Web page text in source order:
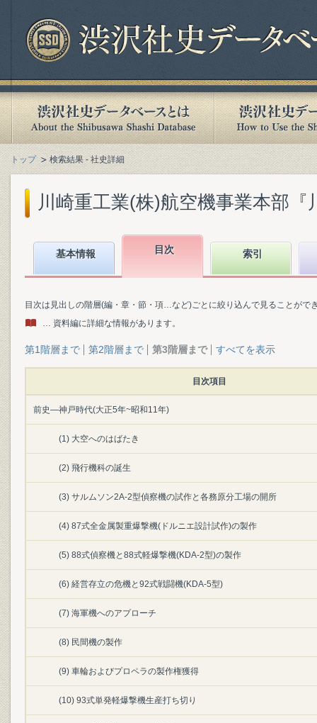
トップ 検索結果 - 社史詳細
川崎重工業(株)航空機事業本部
基本情報 目次 索引
目次は見出しの階層(編・章・節・項…など)ごとに絞り込んで見ることがで
… 資料編に詳細な情報があります。
第1階層まで 第2階層まで 第3階層まで すべてを表示
目次項目
前史―神戸時代(大正5年~昭和11年)
(1) 大空へのはばたき
(2) 飛行機科の誕生
(3) サルムソン2A-2型偵察機の試作と各務原分工場の開所
(4) 87式全金属製重爆撃機(ドルニエ設計試作)の製作
(5) 88式偵察機と88式軽爆撃機(KDA-2型)の製作
(6) 経営存立の危機と92式戦闘機(KDA-5型)
(7) 海軍機へのアプローチ
(8) 民間機の製作
(9) 車輪およびプロペラの製作権獲得
(10) 93式単発軽爆撃機生産打ち切り